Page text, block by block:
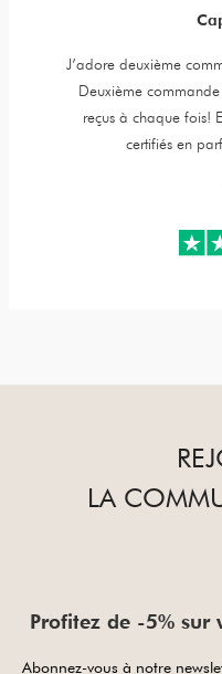
J’adore deuxième
Deuxième
reçus à chaque fois!
certifiés en
LA
Profitez de -5% sur
Abonnez-vous à notre